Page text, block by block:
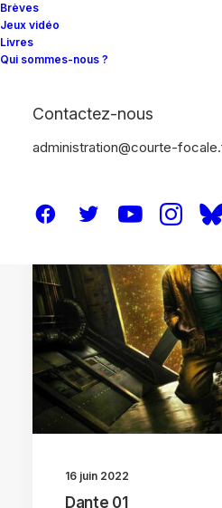
Brèves
Jeux vidéo
Livres
Qui sommes-nous ?
Contactez-nous
administration@courte-
16 juin 2022
Dante 01